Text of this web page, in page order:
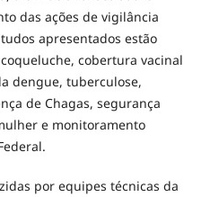
das ações de vigilância
apresentados estão
cobertura vacinal
dengue, tuberculose,
de Chagas, segurança
e monitoramento
por equipes técnicas da